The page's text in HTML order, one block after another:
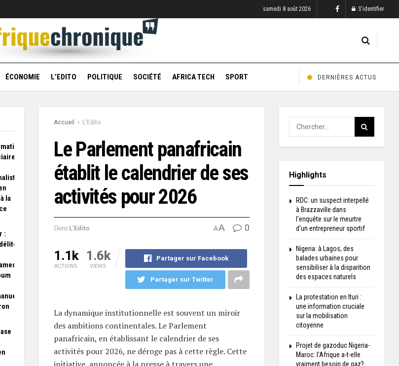
samedi 8 août 2026 S'identifier
ÉCONOMIE L’EDITO POLITIQUE SOCIÉTÉ AFRICA TECH SPORT DERNIÈRES ACTUS
Accueil L'Edito
Le Parlement panafricain
établit le calendrier de ses
activités pour 2026
Dans L'Edito AA 0
1.1k
ACTIONS
1.6k
VIEWS
Partager sur Facebook
Partager sur Twitter
La dynamique institutionnelle est souvent un miroir
des ambitions continentales. Le Parlement
panafricain, en établissant le calendrier de ses
activités pour 2026, ne déroge pas à cette règle. Cette
la
:
Highlights
RDC: un suspect interpellé
à Brazzaville dans
l’enquête sur le meurtre
d'un entrepreneur sportif
Nigeria: à Lagos, des
balades urbaines pour
sensibiliser à la disparition
des espaces naturels
La protestation en Ituri :
une information cruciale
sur la mobilisation
citoyenne
Projet de gazoduc Nigeria-
Maroc: l'Afrique a-t-elle
vraiment besoin de gaz?